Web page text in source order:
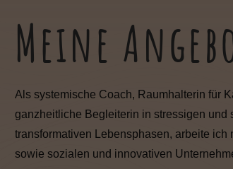
Meine
Als systemische Coach, Raumhalterin für
ganzheitliche Begleiterin in stressigen und
transformativen Lebensphasen, arbeite ich
sowie sozialen und innovativen